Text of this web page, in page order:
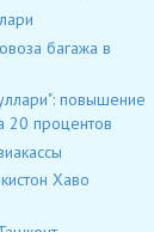
багажа в
повышение
20 процентов
Хаво